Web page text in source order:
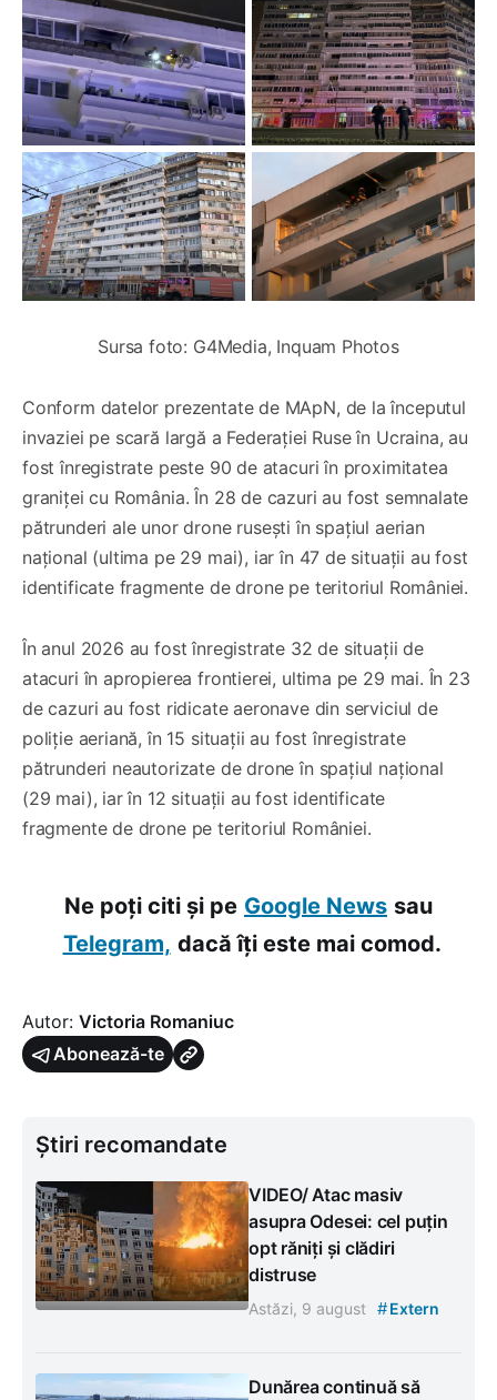
Sursa foto: G4Media, Inquam Photos
Conform datelor prezentate de MApN, de la începutul
invaziei pe scară largă a Federației Ruse în Ucraina, au
fost înregistrate peste 90 de atacuri în proximitatea
graniței cu România. În 28 de cazuri au fost semnalate
pătrunderi ale unor drone rusești în spațiul aerian
național (ultima pe 29 mai), iar în 47 de situații au fost
identificate fragmente de drone pe teritoriul României.
În anul 2026 au fost înregistrate 32 de situații de
atacuri în apropierea frontierei, ultima pe 29 mai. În 23
de cazuri au fost ridicate aeronave din serviciul de
poliție aeriană, în 15 situații au fost înregistrate
pătrunderi neautorizate de drone în spațiul național
(29 mai), iar în 12 situații au fost identificate
fragmente de drone pe teritoriul României.
Ne poți citi și pe Google News sau
Telegram, dacă îți este mai comod.
Autor: Victoria Romaniuc
Abonează-te
Știri recomandate
VIDEO/ Atac masiv
asupra Odesei: cel puțin
opt răniți și clădiri
distruse
Astăzi, 9 august #Extern
Dunărea continuă să